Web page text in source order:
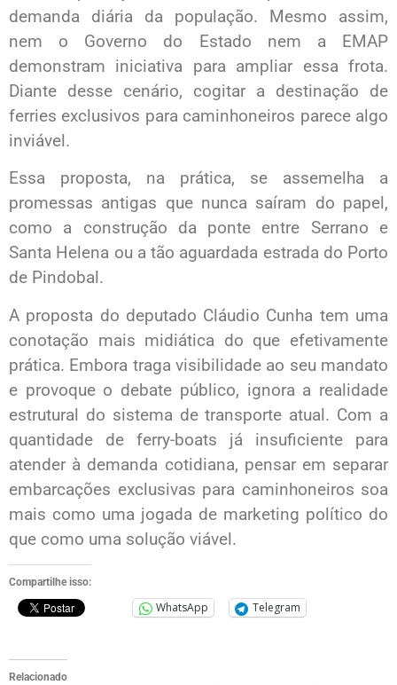
demanda diária da população. Mesmo assim,
nem o Governo do Estado nem a EMAP
demonstram iniciativa para ampliar essa frota.
Diante desse cenário, cogitar a destinação de
ferries exclusivos para caminhoneiros parece algo
inviável.
Essa proposta, na prática, se assemelha a
promessas antigas que nunca saíram do papel,
como a construção da ponte entre Serrano e
Santa Helena ou a tão aguardada estrada do Porto
de Pindobal.
A proposta do deputado Cláudio Cunha tem uma
conotação mais midiática do que efetivamente
prática. Embora traga visibilidade ao seu mandato
e provoque o debate público, ignora a realidade
estrutural do sistema de transporte atual. Com a
quantidade de ferry-boats já insuficiente para
atender à demanda cotidiana, pensar em separar
embarcações exclusivas para caminhoneiros soa
mais como uma jogada de marketing político do
que como uma solução viável.
Compartilhe isso:
WhatsApp Telegram
Relacionado